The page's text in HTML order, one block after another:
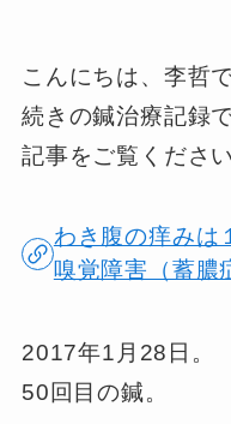
こんにちは、李哲で
続きの鍼治療記録
記事をご覧ください
わき腹の痒みは
嗅覚障害（蓄
2017年1月28日。
50回目の鍼。